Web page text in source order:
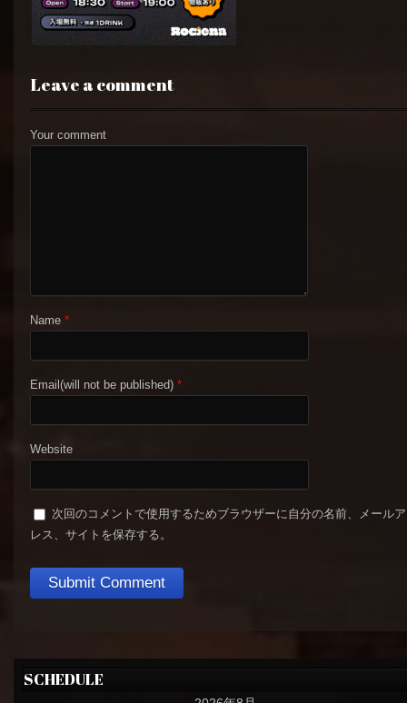
Leave a comment
Your comment
Name *
Email(will not be published) *
Website
次回のコメントで使用するためブラウザーに自分の名前、メール
レス、サイトを保存する。
SCHEDULE